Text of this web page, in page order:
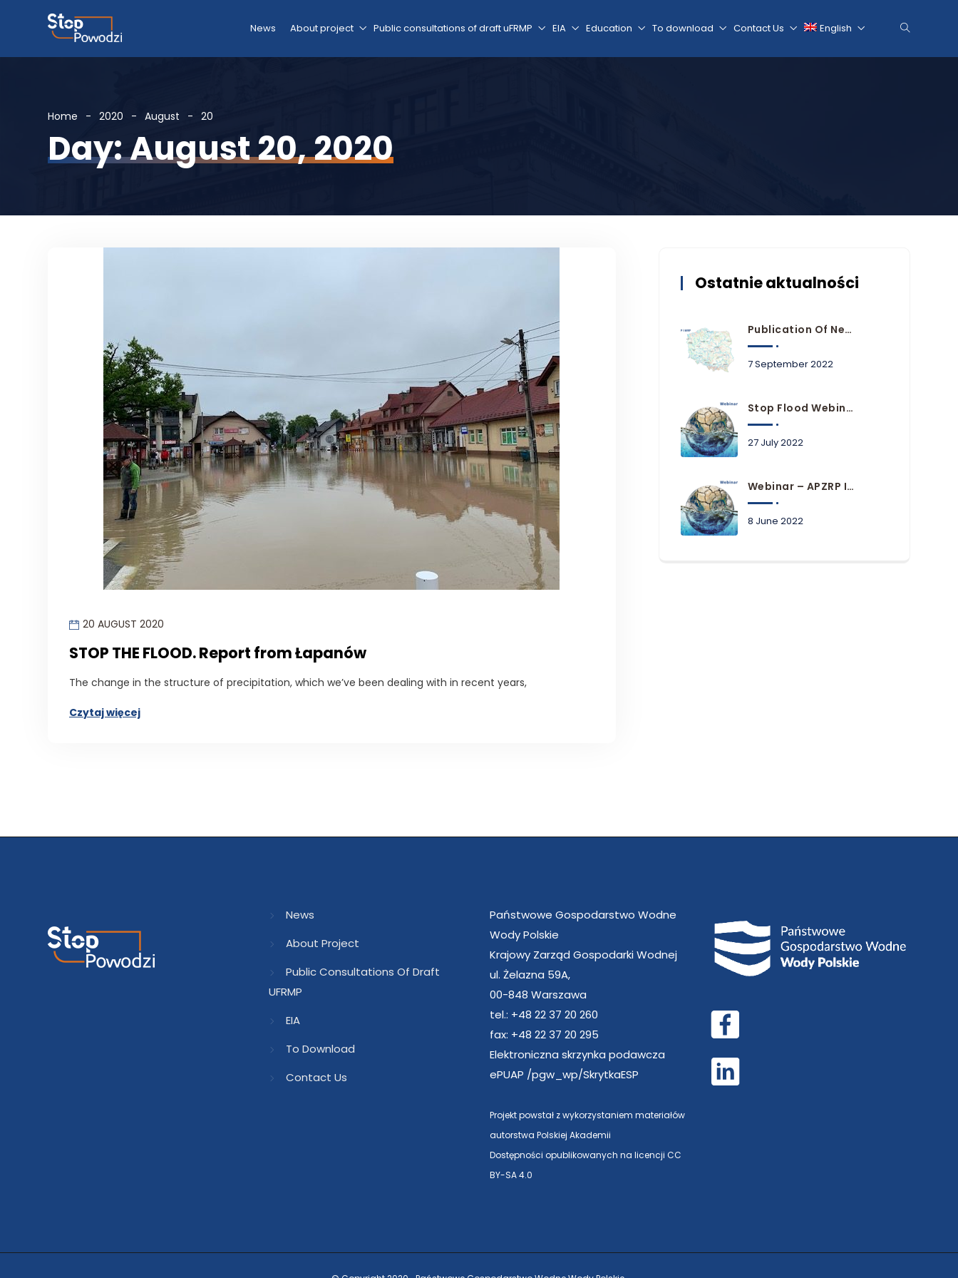
News About project Public consultations of draft uFRMP EIA Education To download Contact Us English
Home 2020 August 20
Day: August 20, 2020
20 AUGUST 2020
STOP THE FLOOD. Report from Łapanów
The change in the structure of precipitation, which we’ve been dealing with in recent years,
Czytaj więcej
Ostatnie aktualności
Publication Of New Flood Hazard And Risk Maps
7 September 2022
Stop Flood Webinars Available Online
27 July 2022
Webinar – APZRP In Practice Of Local Government Units
8 June 2022
News
About Project
Public Consultations Of Draft
UFRMP
EIA
To Download
Contact Us
Państwowe Gospodarstwo Wodne
Wody Polskie
Krajowy Zarząd Gospodarki Wodnej
ul. Żelazna 59A,
00-848 Warszawa
tel.: +48 22 37 20 260
fax: +48 22 37 20 295
Elektroniczna skrzynka podawcza
ePUAP /pgw_wp/SkrytkaESP
Projekt powstał z wykorzystaniem materiałów
autorstwa Polskiej Akademii
Dostępności opublikowanych na licencji CC
BY-SA 4.0